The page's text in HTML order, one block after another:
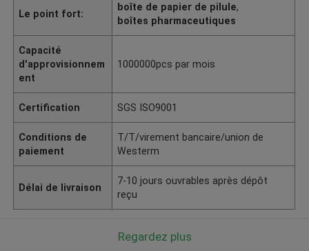
Le point fort:
boîte de papier de pilule,
boîtes pharmaceutiques
Capacité
d'approvisionnem
ent
1000000pcs par mois
Certification SGS ISO9001
Conditions de
paiement
T/T/virement bancaire/union de
Westerm
Délai de livraison
7-10 jours ouvrables après dépôt
reçu
Regardez plus